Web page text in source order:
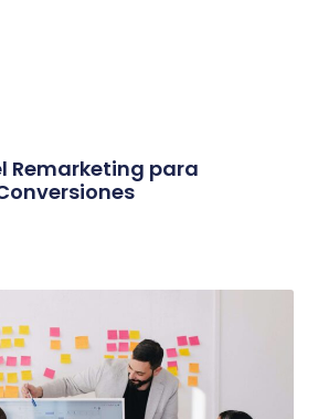
Remarketing para